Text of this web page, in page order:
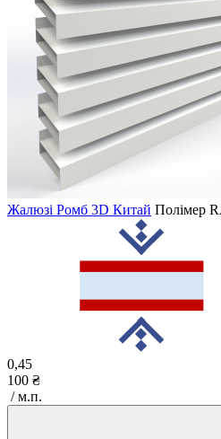
Жалюзі Ромб 3D Китай Полімер
0,45
100 ₴
/ м.п.